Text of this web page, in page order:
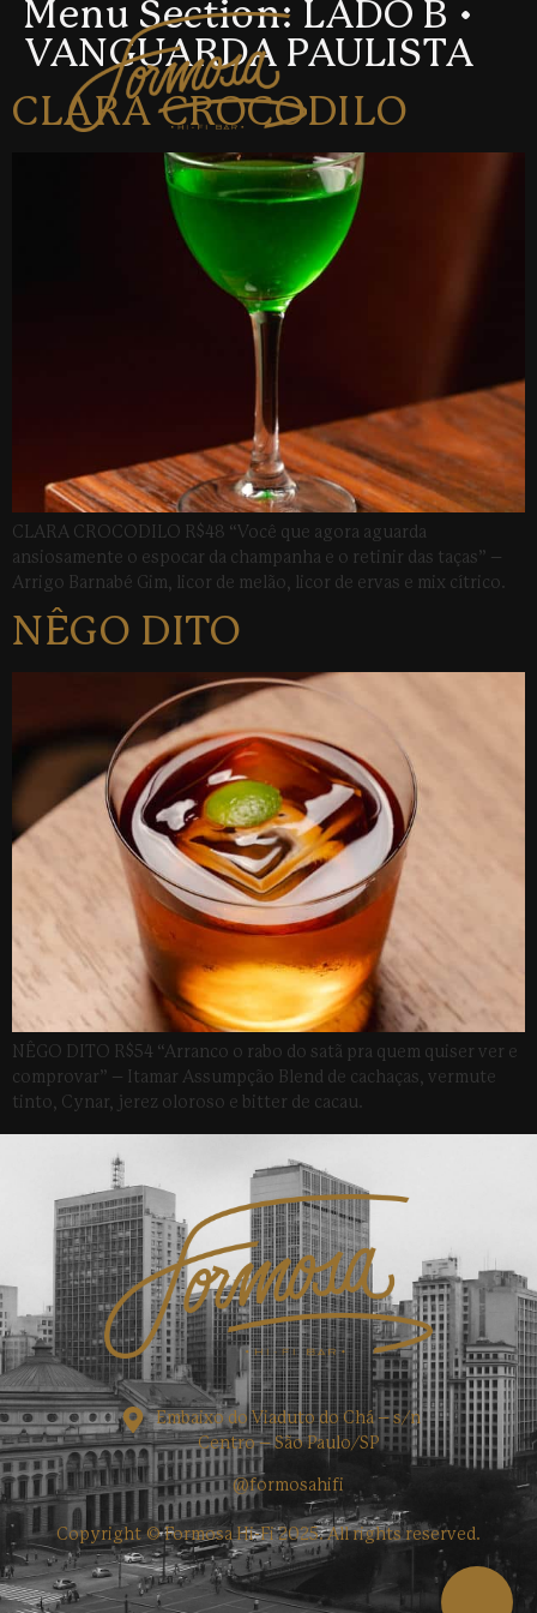
Menu Section: LADO B •
VANGUARDA PAULISTA
CLARA CROCODILO
CLARA CROCODILO R$48 “Você que agora aguarda
ansiosamente o espocar da champanha e o retinir das taças” –
Arrigo Barnabé Gim, licor de melão, licor de ervas e mix cítrico.
NÊGO DITO
NÊGO DITO R$54 “Arranco o rabo do satã pra quem quiser ver e
comprovar” – Itamar Assumpção Blend de cachaças, vermute
tinto, Cynar, jerez oloroso e bitter de cacau.
Embaixo do Viaduto do Chá – s/n
Centro – São Paulo/SP
@formosahifi
Copyright © Formosa Hi-Fi 2025. All rights reserved.